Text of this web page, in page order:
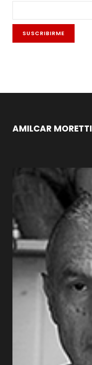
AMILCAR MORETTI